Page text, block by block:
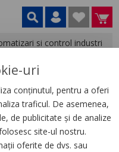
si control industrial
Ordonează după
Cele mai relevante
uri
conținutul, pentru a oferi
traficul. De asemenea,
de publicitate și de analize
site-ul nostru.
oferite de dvs. sau